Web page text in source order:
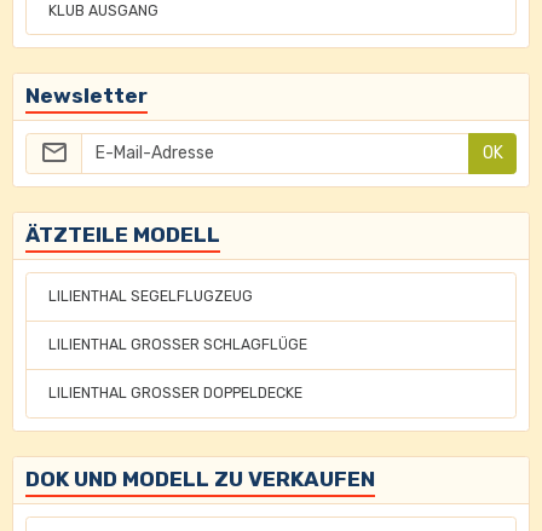
KLUB AUSGANG
Newsletter
OK
ÄTZTEILE MODELL
LILIENTHAL SEGELFLUGZEUG
LILIENTHAL GROSSER SCHLAGFLÜGE
LILIENTHAL GROSSER DOPPELDECKE
DOK UND MODELL ZU VERKAUFEN